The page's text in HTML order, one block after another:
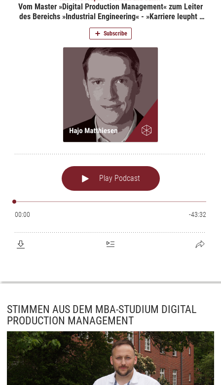
STIMMEN AUS DEM MBA-STUDIUM DIGITAL
PRODUCTION MANAGEMENT